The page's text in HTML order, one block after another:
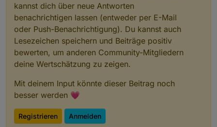
kannst dich über neue Antworten
benachrichtigen lassen (entweder per E-Mail
oder Push-Benachrichtigung). Du kannst auch
Lesezeichen speichern und Beiträge positiv
bewerten, um anderen Community-Mitgliedern
deine Wertschätzung zu zeigen.
Mit deinem Input könnte dieser Beitrag noch
besser werden 💗
Registrieren Anmelden